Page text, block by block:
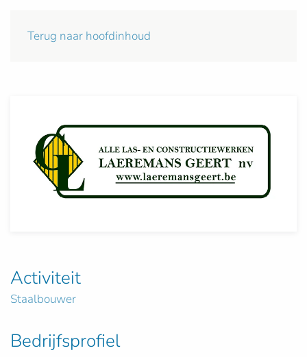
Terug naar hoofdinhoud
Activiteit
Staalbouwer
Bedrijfsprofiel